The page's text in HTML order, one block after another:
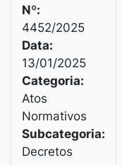
Nº:
4452/2025
Data:
13/01/2025
Categoria:
Atos
Normativos
Subcategoria:
Decretos